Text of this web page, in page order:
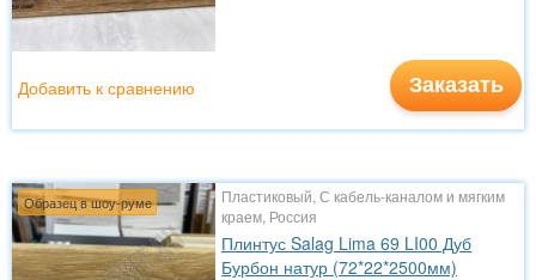
Заказать
Добавить к сравнению
Образец в шоу-руме
Пластиковый, С кабель-каналом и мягким
краем, Россия
Плинтус Salag Lima 69 LI00 Дуб
Бурбон натур (72*22*2500мм)